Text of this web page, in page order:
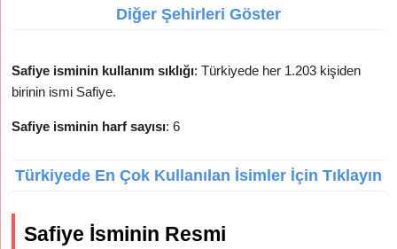
Diğer Şehirleri Göster
Safiye isminin kullanım sıklığı: Türkiyede her 1.203 kişiden
birinin ismi Safiye.
Safiye isminin harf sayısı: 6
Türkiyede En Çok Kullanılan İsimler İçin Tıklayın
Safiye İsminin Resmi